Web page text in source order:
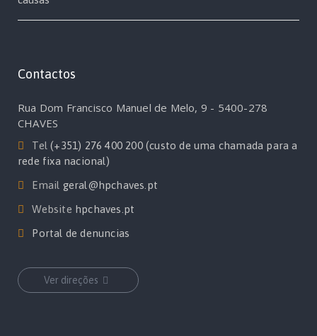
Contactos
Rua Dom Francisco Manuel de Melo, 9 - 5400-278
CHAVES
Tel(+351) 276 400 200 (custo de uma chamada para a
rede fixa nacional)
Email geral@hpchaves.pt
Website hpchaves.pt
Portal de denuncias
Ver direções